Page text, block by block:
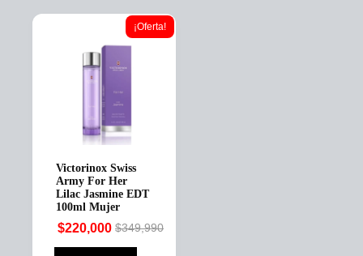
¡Oferta!
Victorinox Swiss
Army For Her
Lilac Jasmine EDT
100ml Mujer
$349,990
Original
$220,000
Current